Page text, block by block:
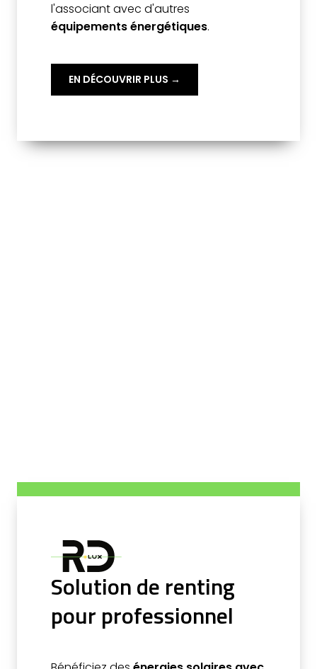
l'associant avec d'autres
équipements énergétiques.
EN DÉCOUVRIR PLUS →
Solution de renting
pour professionnel